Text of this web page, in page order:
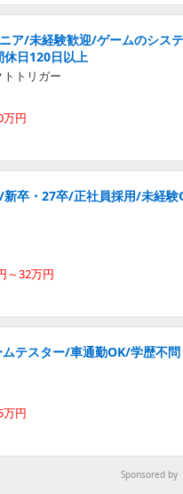
ア/未経験歓迎/ゲームのシス
日120日以上
トリガー
万円
卒・27卒/正社員採用/未経験
～32万円
テスター/車通勤OK/学歴不問
万円
Sponsored by